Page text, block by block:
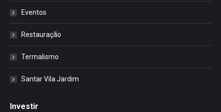
Eventos
Restauração
Termalismo
Santar Vila Jardim
Investir